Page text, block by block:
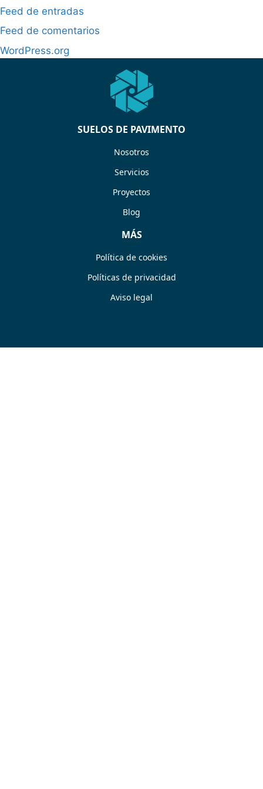
Feed de entradas
Feed de comentarios
WordPress.org
SUELOS DE PAVIMENTO
Nosotros
Servicios
Proyectos
Blog
MÁS
Política de cookies
Políticas de privacidad
Aviso legal